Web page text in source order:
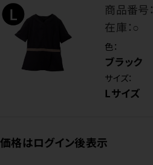
商品番号：
在庫：○
色：
ブラック
サイズ：
Lサイズ
価格はログイン後表示